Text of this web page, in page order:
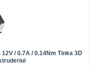
/ 0.7A / 0.14Nm Tinka 3D